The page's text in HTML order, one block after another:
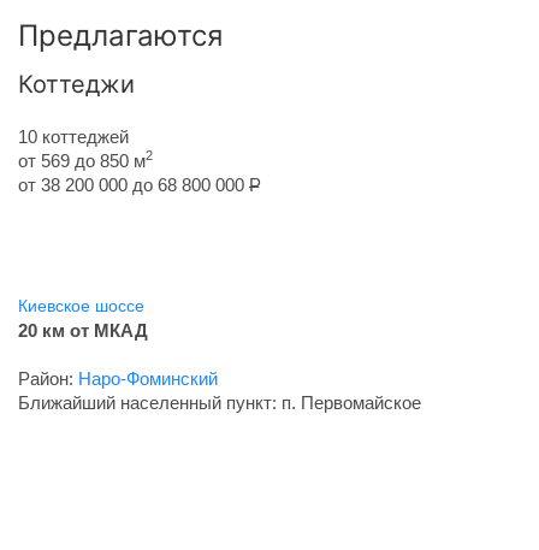
Предлагаются
Коттеджи
10 коттеджей
от 569 до 850 м2
от 38 200 000 до 68 800 000 Р
Киевское шоссе
20 км от МКАД
Район: Наро-Фоминский
Ближайший населенный пункт: п. Первомайское